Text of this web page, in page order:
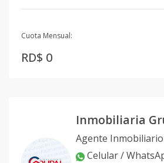
Cuota Mensual:
RD$ 0
Inmobiliaria
Agente Inmobiliario
Celular /